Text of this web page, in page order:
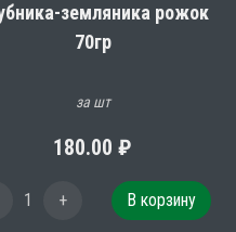
земляника рожок
70гр
за шт
180.00 ₽
1 + В корзину